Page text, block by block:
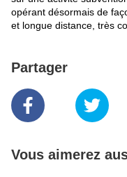
opérant désormais de
et longue distance, très
Partager
Vous aimerez